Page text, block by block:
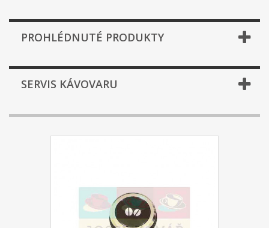
PROHLÉDNUTÉ PRODUKTY
SERVIS KÁVOVARU